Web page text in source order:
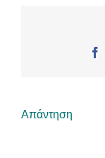
Απάντηση